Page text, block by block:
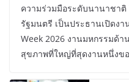
ความร่วมมือระดับนานาชา
รัฐมนตรี เป็นประธานเปิดง
Week 2026 งานมหกรรมด้
สุขภาพที่ใหญ่ที่สุดงานหนึ่งข